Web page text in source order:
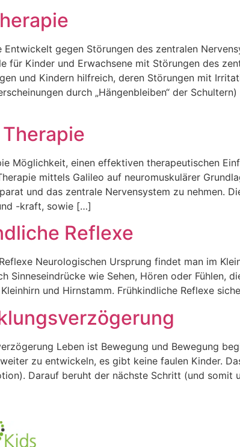
Entwickelt gegen Störungen des zentralen
für Kinder und Erwachsene mit Störungen des
und Kindern hilfreich, deren Störungen mit
durch „Hängenbleiben“ der
Möglichkeit, einen effektiven therapeutischen
mittels Galileo auf neuromuskulärer
und das zentrale Nervensystem zu nehmen.
-kraft, sowie […]
Reflexe
Neurologischen Ursprung findet man im
Sinneseindrücke wie Sehen, Hören oder Fühlen,
und Hirnstamm. Frühkindliche Reflexe
Leben ist Bewegung und Bewegung
zu entwickeln, es gibt keine faulen Kinder.
Darauf beruht der nächste Schritt (und